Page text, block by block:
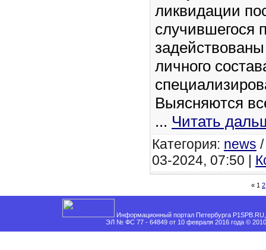
ликвидации
случившегося
личного
Выясняются
... Читать
Категория: news
03-2024, 07:50 |
« 1 2
Информационный портал Петербурга
ЭЛ № ФС 77 - 64849 от 10 февраля 2016 года ©